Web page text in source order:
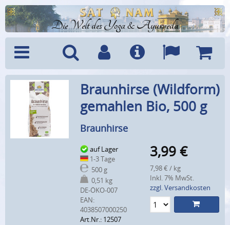
Die Welt des Yoga & Ayurveda
Menü SucheBenutzerkonto
Info Sprachen
Braunhirse (Wildform)
gemahlen Bio, 500 g
Braunhirse
auf Lager
1-3 Tage
500 g
0,51 kg
DE-ÖKO-007
EAN:
4038507000250
Art.Nr.: 12507
3,99 €
7,98 € / kg
Inkl. 7% MwSt.
zzgl. Versandkosten